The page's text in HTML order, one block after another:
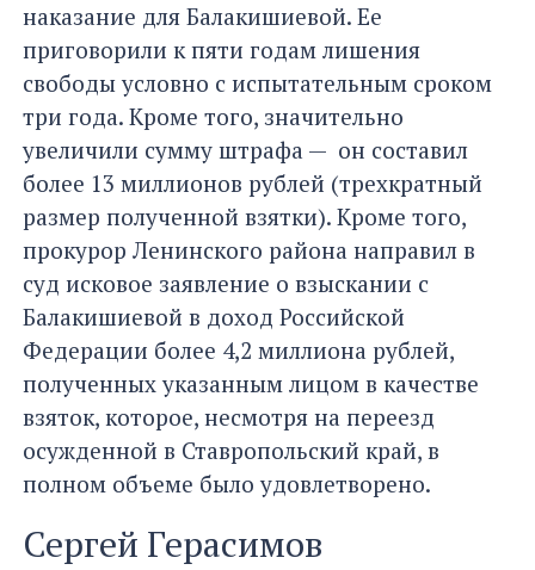
наказание для Балакишиевой. Ее
приговорили к пяти годам лишения
свободы условно с испытательным сроком
три года. Кроме того, значительно
увеличили сумму штрафа — он составил
более 13 миллионов рублей (трехкратный
размер полученной взятки). Кроме того,
прокурор Ленинского района направил в
суд исковое заявление о взыскании с
Балакишиевой в доход Российской
Федерации более 4,2 миллиона рублей,
полученных указанным лицом в качестве
взяток, которое, несмотря на переезд
осужденной в Ставропольский край, в
полном объеме было удовлетворено.
Сергей Герасимов